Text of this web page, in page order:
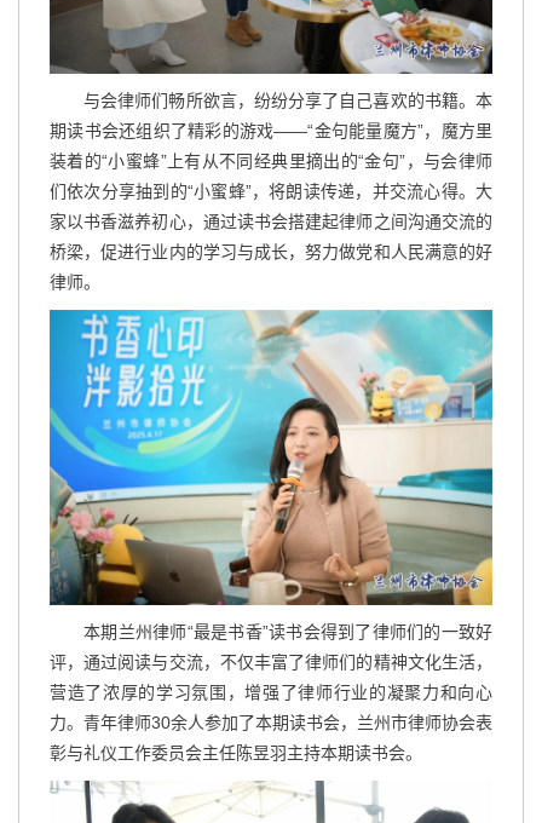
与会律师们畅所欲言，纷纷分享了自己喜欢的书籍。本
期读书会还组织了精彩的游戏——“金句能量魔方”，魔方里
装着的“小蜜蜂”上有从不同经典里摘出的“金句”，与会律师
们依次分享抽到的“小蜜蜂”，将朗读传递，并交流心得。大
家以书香滋养初心，通过读书会搭建起律师之间沟通交流的
桥梁，促进行业内的学习与成长，努力做党和人民满意的好
律师。
本期兰州律师“最是书香”读书会得到了律师们的一致好
评，通过阅读与交流，不仅丰富了律师们的精神文化生活，
营造了浓厚的学习氛围，增强了律师行业的凝聚力和向心
力。青年律师30余人参加了本期读书会，兰州市律师协会表
彰与礼仪工作委员会主任陈昱羽主持本期读书会。